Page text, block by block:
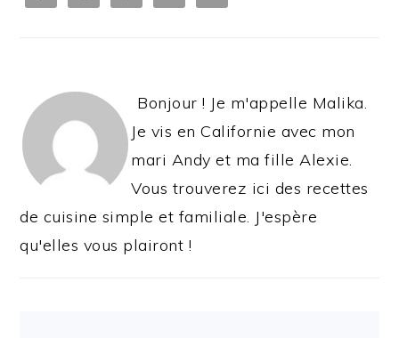
Bonjour ! Je m'appelle Malika.
Je vis en Californie avec mon
mari Andy et ma fille Alexie.
Vous trouverez ici des recettes
de cuisine simple et familiale. J'espère
qu'elles vous plairont !